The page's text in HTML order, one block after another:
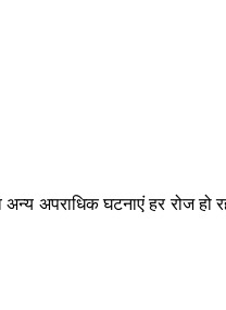
अन्य अपराधिक घटनाएं हर रोज